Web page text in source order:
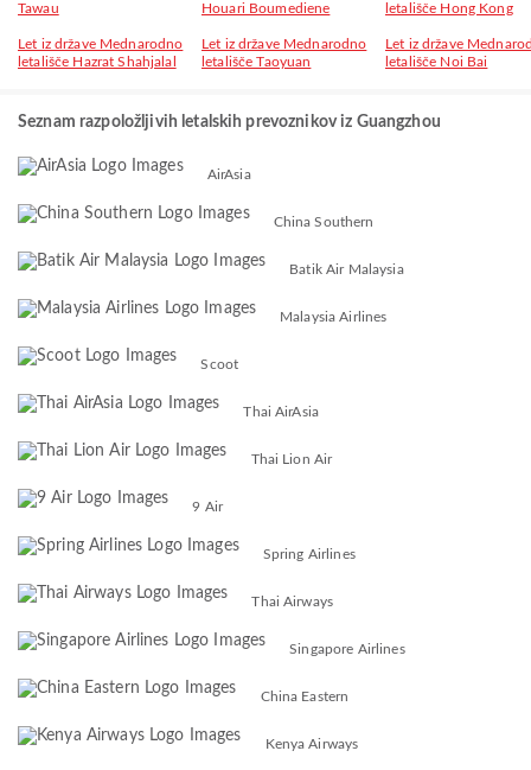
Tawau
Houari Boumediene
letališče Hong Kong
Let iz države Mednarodno
letališče Hazrat Shahjalal
Let iz države Mednarodno
letališče Taoyuan
Let iz države
letališče Noi Bai
Seznam razpoložljivih letalskih prevoznikov iz Guangzhou
AirAsia
China Southern
Batik Air Malaysia
Malaysia Airlines
Scoot
Thai AirAsia
Thai Lion Air
9 Air
Spring Airlines
Thai Airways
Singapore Airlines
China Eastern
Kenya Airways